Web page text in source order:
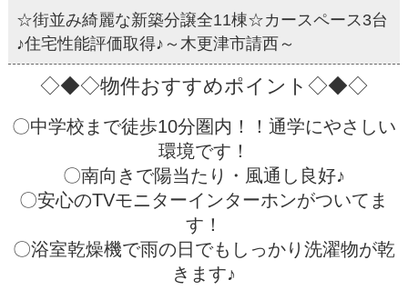
☆街並み綺麗な新築分譲全11棟☆カースペース3台
♪住宅性能評価取得♪～木更津市請西～
◇◆◇物件おすすめポイント◇◆◇
〇中学校まで徒歩10分圏内！！通学にやさしい
環境です！
〇南向きで陽当たり・風通し良好♪
〇安心のTVモニターインターホンがついてま
す！
〇浴室乾燥機で雨の日でもしっかり洗濯物が乾
きます♪